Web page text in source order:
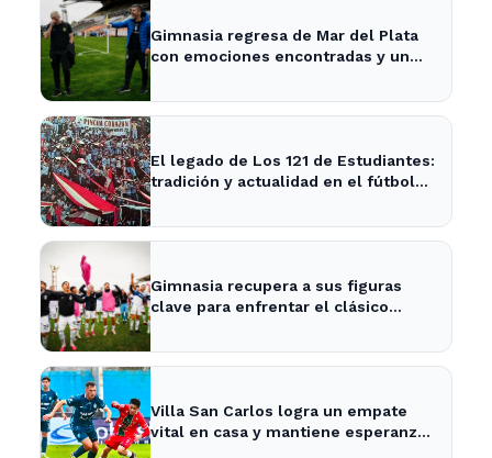
Gimnasia regresa de Mar del Plata
con emociones encontradas y un
El legado de Los 121 de Estudiantes:
tradición y actualidad en el fútbol
Gimnasia recupera a sus figuras
clave para enfrentar el clásico
Villa San Carlos logra un empate
vital en casa y mantiene esperanzas